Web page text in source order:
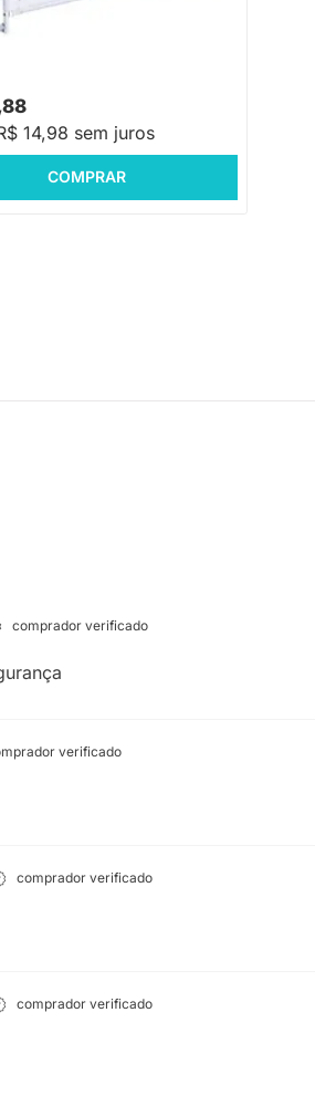
Proteção para Cama Kiddo Zen
14,98 sem juros
COMPRAR
comprador verificado
verificado
comprador verificado
comprador verificado